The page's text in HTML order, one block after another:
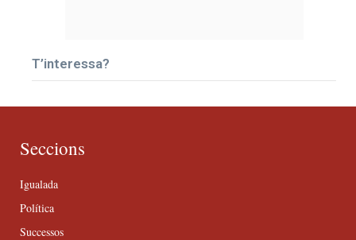
T’interessa?
Seccions
Igualada
Política
Successos